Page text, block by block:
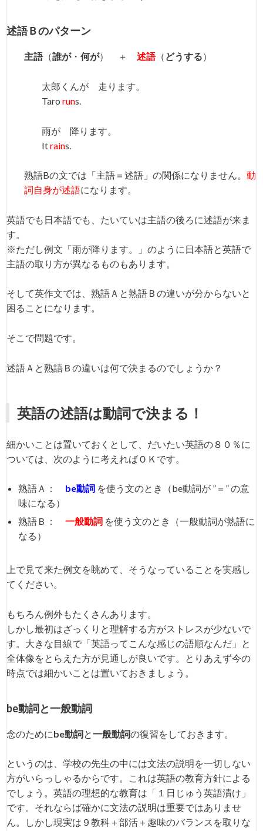
述語Ｂのパターン
主語（誰が・ 何が） ＋ 述語（ どうする）
太郎くんが 走ります。
Taro runs.
雨が 降ります。
Itrains.
熟語Bの文では「主語＝述語」の関係になりません。 動
詞自身が述語になります。
英語でも日本語でも、たいていは主語の後ろに述語が来ま
す。
※ただし例文「雨が降ります。」のように日本語と英語で
主語の取り方が異なるものもあります。
そして英作文では、熟語Ａと熟語Ｂの違いが分からないと
困ることになります。
そこで問題です。
述語Ａと熟語Ｂの違いは何で決まるのでしょうか？
英語の述語は動詞で決まる！
細かいことは置いておくとして、だいたい英語の８０％に
ついては、次のように考えればＯＫです。
熟語Ａ： be動詞 を使う文のとき（be動詞が ”＝” の意
味になる）
熟語Ｂ： 一般動詞 を使う文のとき（一般動詞が熟語に
なる）
上で見て来た例文を眺めて、そうなっていることを実感し
てください。
もちろん例外もたくさんあります。
しかし最初はざっくりと理解する方がストレスが少ないで
す。大きな目線で「英語ってこんな感じの語順なんだ」と
全体像をとらえた方が見通しが良いです。とりあえず今の
時点では細かいことは置いておきましょう。
be動詞と一般動詞
念のためにbe動詞と一般動詞の復習をしておきます。
というのは、学校の先生の中には文法の説明を一切しない
方がいらっしゃるからです。これは英語の教育方針による
でしょう。英語の理想的な教育は「１日じゅう英語漬け」
です。それならば確かに文法の説明は重要ではありませ
ん。しかし現実は９教科＋部活＋趣味のバランスを取りな